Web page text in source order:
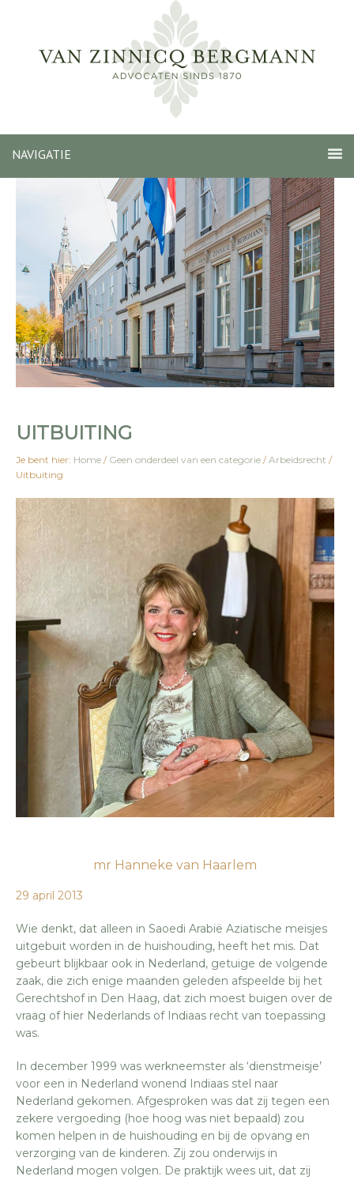
NAVIGATIE
UITBUITING
Je bent hier: Home / Geen onderdeel van een categorie / Arbeidsrecht /
Uitbuiting
mr Hanneke van Haarlem
29 april 2013
Wie denkt, dat alleen in Saoedi Arabië Aziatische meisjes
uitgebuit worden in de huishouding, heeft het mis. Dat
gebeurt blijkbaar ook in Nederland, getuige de volgende
zaak, die zich enige maanden geleden afspeelde bij het
Gerechtshof in Den Haag, dat zich moest buigen over de
vraag of hier Nederlands of Indiaas recht van toepassing
was.
In december 1999 was werkneemster als ‘dienstmeisje’
voor een in Nederland wonend Indiaas stel naar
Nederland gekomen. Afgesproken was dat zij tegen een
zekere vergoeding (hoe hoog was niet bepaald) zou
komen helpen in de huishouding en bij de opvang en
verzorging van de kinderen. Zij zou onderwijs in
Nederland mogen volgen. De praktijk wees uit, dat zij